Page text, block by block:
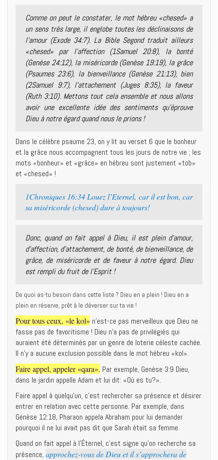
Comme on peut le constater, le mot hébreu «chesed» a
un sens très large, il englobe toutes les déclinaisons de
l’amour (Exode 34:7). La Bible Segond traduit ailleurs
«chesed» par l’affection (1Samuel 20:8), la bonté
(Genèse 24:12), la miséricorde (Genèse 19:19), la grâce
(Psaumes 23:6), la bienveillance (Genèse 21:13), bien
(2Samuel 9:7), l’attachement (Juges 8:35), la faveur
(Ruth 3:10). Mettons tout cela ensemble et nous allons
avoir une excellente idée des sentiments qu’éprouve
Dieu à notre égard quand nous le prions !
Dans le célèbre psaume 23, on y lit au verset 6 que le bonheur
et la grâce nous accompagnent tous les jours de notre vie ; les
mots «bonheur» et «grâce» en hébreu sont justement «tob»
et «chesed» !
1Chroniques 16:34 Louez l’Eternel, car il est bon, car
sa miséricorde (chesed) dure à toujours!
Donc, quand on fait appel à Dieu, il est plein d’amour,
d’affection, d’attachement, de bonté, de bienveillance, de
grâce, de miséricorde et de faveur à notre égard. Dieu
est rempli du fruit de l’Esprit !
De quoi as-tu besoin dans cette liste ? Dieu en a plein ! Dieu en a
plein en réserve, prêt à le déverser sur ta vie !
Pour tous ceux, «le kol» n’est-ce pas merveilleux que Dieu ne
fasse pas de favoritisme ! Dieu n’a pas de privilégiés qui
auraient été déterminés par un genre de loterie céleste cachée.
Il n’y a aucune exclusion possible dans le mot hébreu «kol».
Faire appel, appeler «qara». Par exemple, Genèse 3:9 Dieu,
dans le jardin appelle Adam et lui dit: «Où es tu?».
Faire appel à quelqu’un, c’est rechercher sa présence et désirer
entrer en relation avec cette personne. Par exemple, dans
Genèse 12:18, Pharaon appela Abraham pour lui demander
pourquoi il ne lui avait pas dit que Sarah était sa femme.
Quand on fait appel à l’Éternel, c’est signe qu’on recherche sa
présence, approchez-vous de Dieu et il s’approchera de